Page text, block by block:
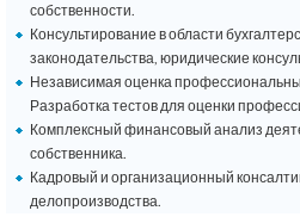
собственности.
Консультирование в области
законодательства, юридические
Независимая оценка
Разработка тестов для оценки
Комплексный финансовый анализ
собственника.
Кадровый и организационный
делопроизводства.